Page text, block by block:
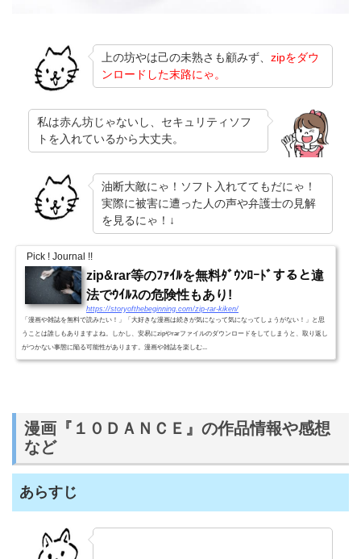
上の坊やは己の未熟さも顧みず、 zipをダウ
ンロードした末路にゃ。
私は赤ん坊じゃないし、セキュリティソフ
トを入れているから大丈夫。
油断大敵にゃ！ソフト入れててもだにゃ！
実際に被害に遭った人の声や弁護士の見解
を見るにゃ！↓
Pick ! Journal !!
zip&rar等のﾌｧｲﾙを無料ﾀﾞｳﾝﾛｰﾄﾞすると違
法でｳｲﾙｽの危険性もあり!
https://storyofthebeginning.com/zip-rar-kiken/
「漫画や雑誌を無料で読みたい！」「大好きな漫画は続きが気になって気になってしょうがない！」と思
うことは誰しもありますよね。しかし、安易にzipやrarファイルのダウンロードをしてしまうと、取り返し
がつかない事態に陥る可能性があります。漫画や雑誌を楽しむ...
漫画『１０ＤＡＮＣＥ』の作品情報や感想
など
あらすじ